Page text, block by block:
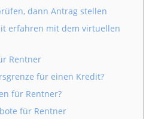
dann Antrag stellen
erfahren mit dem virtuellen
Rentner
für einen Kredit?
für Rentner?
für Rentner